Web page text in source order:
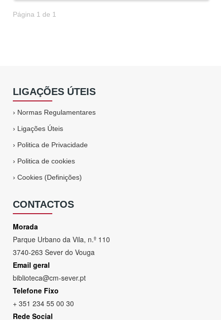
Página 1 de 1
LIGAÇÕES ÚTEIS
› Normas Regulamentares
› Ligações Úteis
› Politica de Privacidade
› Politica de cookies
›Cookies (Definições)
CONTACTOS
Morada
Parque Urbano da Vila, n.º 110
3740-263 Sever do Vouga
Email geral
biblioteca@cm-sever.pt
Telefone Fixo
+ 351 234 55 00 30
Rede Social